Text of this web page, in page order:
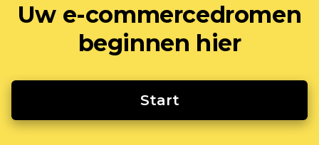
Uw e-commercedromen
beginnen hier
Start